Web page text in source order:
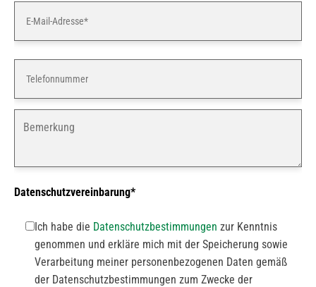
Datenschutzvereinbarung*
Ich habe die Datenschutzbestimmungen zur Kenntnis
genommen und erkläre mich mit der Speicherung sowie
Verarbeitung meiner personenbezogenen Daten gemäß
der Datenschutzbestimmungen zum Zwecke der